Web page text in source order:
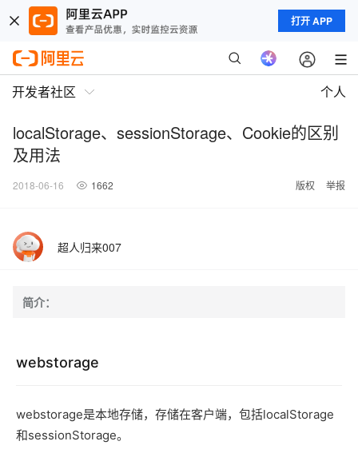
打开 APP
开发者社区 个人
localStorage、sessionStorage、Cookie的区别
及用法
2018-06-16 1662 版权 举报
超人归来007
简介：
webstorage
webstorage是本地存储，存储在客户端，包括localStorage
和sessionStorage。